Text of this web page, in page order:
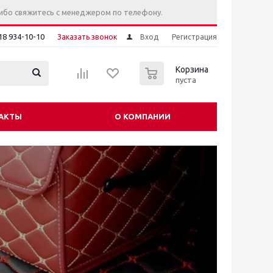
свяжитесь с менеджером по телефону.
Вход Регистрация
934-10-10 Заказать звонок
Корзина
пуста
О КОМПАНИИ
"Комфорт"